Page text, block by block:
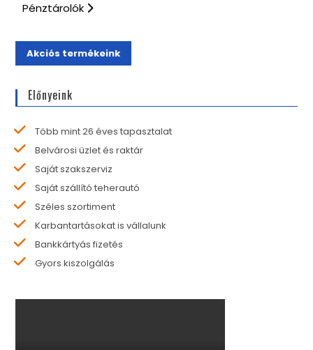
Pénztárolók
Akciós termékeink
Előnyeink
Több mint 26 éves tapasztalat
Belvárosi üzlet és raktár
Saját szakszerviz
Saját szállító teherautó
Széles szortiment
Karbantartásokat is vállalunk
Bankkártyás fizetés
Gyors kiszolgálás